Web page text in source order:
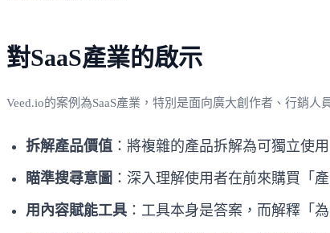
對SaaS產業的啟示
Veed.io的案例為SaaS產業，特別是面向廣大創作者、行銷
拆解產品價值 ：將複雜的產品拆解為可獨立使
瞄準搜尋意圖 ：深入理解使用者在前來購買「
用內容賦能工具 ：工具本身是答案，而解釋「